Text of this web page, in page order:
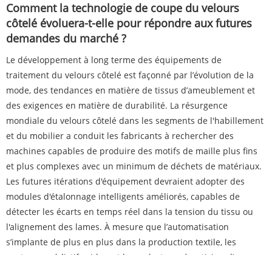
Comment la technologie de coupe du velours
côtelé évoluera-t-elle pour répondre aux futures
demandes du marché ?
Le développement à long terme des équipements de
traitement du velours côtelé est façonné par l’évolution de la
mode, des tendances en matière de tissus d’ameublement et
des exigences en matière de durabilité. La résurgence
mondiale du velours côtelé dans les segments de l'habillement
et du mobilier a conduit les fabricants à rechercher des
machines capables de produire des motifs de maille plus fins
et plus complexes avec un minimum de déchets de matériaux.
Les futures itérations d'équipement devraient adopter des
modules d'étalonnage intelligents améliorés, capables de
détecter les écarts en temps réel dans la tension du tissu ou
l'alignement des lames. À mesure que l’automatisation
s’implante de plus en plus dans la production textile, les